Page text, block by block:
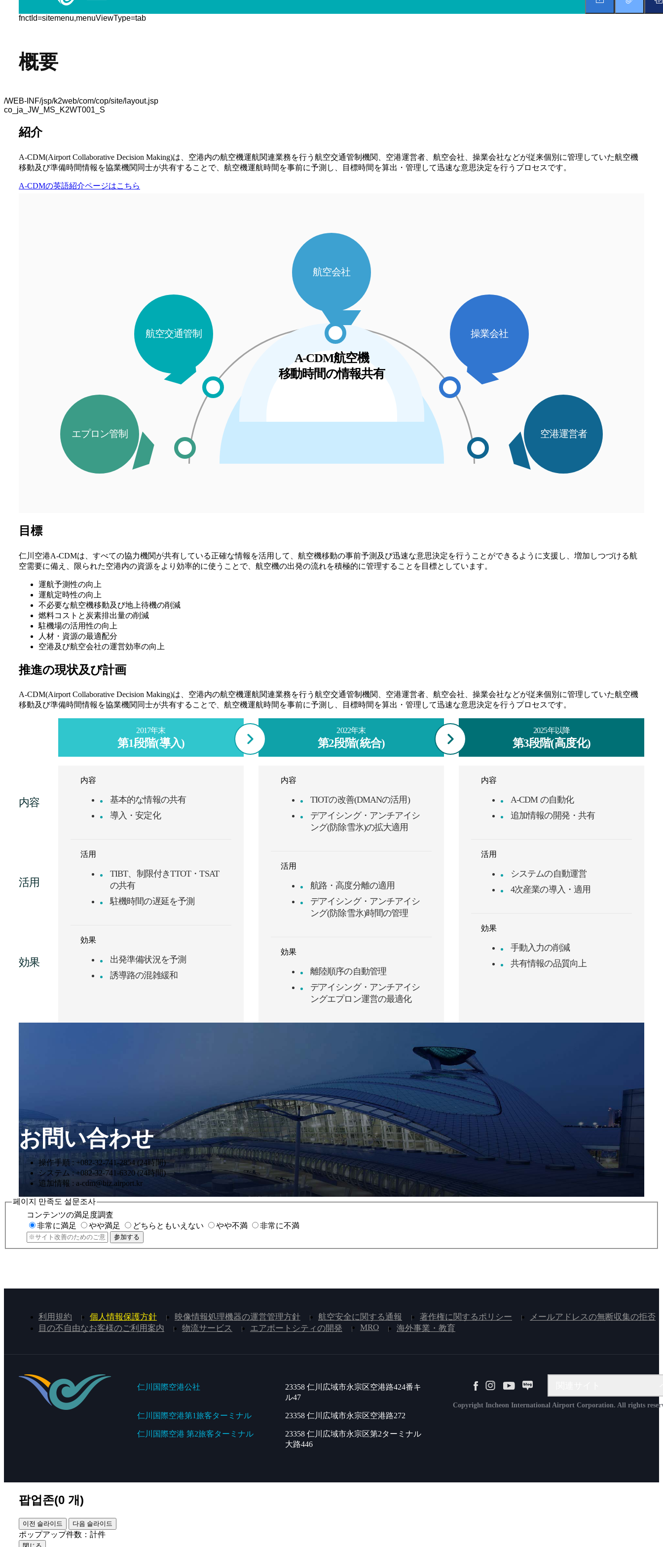
fnctId=sitemenu,menuViewType=tab
概要
/WEB-INF/jsp/k2web/com/cop/site/layout.jsp
co_ja_JW_MS_K2WT001_S
紹介
A-CDM(Airport Collaborative Decision Making)は、空港内の航空機運航関連業務を行う航空交通管制機関、空港運営者、航空会社、操業会社などが従来個別に管理していた航空機
移動及び準備時間情報を協業機関同士が共有することで、航空機運航時間を事前に予測し、目標時間を算出・管理して迅速な意思決定を行うプロセスです。
A-CDMの英語紹介ページはこちら
A-CDM航空機
移動時間の情報共有
エプロン管制
航空交通管制
航空会社
操業会社
空港運営者
目標
仁川空港A-CDMは、すべての協力機関が共有している正確な情報を活用して、航空機移動の事前予測及び迅速な意思決定を行うことができるように支援し、増加しつづける航
空需要に備え、限られた空港内の資源をより効率的に使うことで、航空機の出発の流れを積極的に管理することを目標としています。
運航予測性の向上
運航定時性の向上
不必要な航空機移動及び地上待機の削減
燃料コストと炭素排出量の削減
駐機場の活用性の向上
人材・資源の最適配分
空港及び航空会社の運営効率の向上
推進の現状及び計画
A-CDM(Airport Collaborative Decision Making)は、空港内の航空機運航関連業務を行う航空交通管制機関、空港運営者、航空会社、操業会社などが従来個別に管理していた航空機
移動及び準備時間情報を協業機関同士が共有することで、航空機運航時間を事前に予測し、目標時間を算出・管理して迅速な意思決定を行うプロセスです。
2017年末
第1段階(導入)
内容
基本的な情報の共有
導入・安定化
活用
TIBT、制限付きTTOT・TSAT
の共有
駐機時間の遅延を予測
効果
出発準備状況を予測
誘導路の混雑緩和
2022年末
第2段階(統合)
内容
TIOTの改善(DMANの活用)
デアイシング・アンチアイシ
ング(防除雪氷)の拡大適用
活用
航路・高度分離の適用
デアイシング・アンチアイシ
ング(防除雪氷)時間の管理
効果
離陸順序の自動管理
デアイシング・アンチアイシ
ングエプロン運営の最適化
2025年以降
第3段階(高度化)
内容
A-CDM の自動化
追加情報の開発・共有
活用
システムの自動運営
4次産業の導入・適用
効果
手動入力の削減
共有情報の品質向上
お問い合わせ
操作手順 : +082-32-741-2854 (24時間)
システム : +082-32-741-6320 (24時間)
追加情報 : a-cdm@biz.airport.kr
페이지 만족도 설문조사
コンテンツの満足度調査
非常に満足
やや満足 どちらともいえない やや不満 非常に不満
参加する
利用規約 個人情報保護方針 映像情報処理機器の運営管理方針 航空安全に関する通報 著作権に関するポリシー
メールアドレスの無断収集の拒否
目の不自由なお客様のご利用案内
物流サービス エアポートシティの開発 MRO 海外事業・教育
仁川国際空港公社
23358 仁川広域市永宗区空港路424番キ
ル47
仁川国際空港第1旅客ターミナル 23358 仁川広域市永宗区空港路272
仁川国際空港 第2旅客ターミナル
23358 仁川広域市永宗区第2ターミナル
大路446
インターネット請求システム
航空保安教育院
Copyright Incheon International Airport Corporation. All rights
팝업존(0 개)
이전 슬라이드 다음 슬라이드
ポップアップ件数：計件